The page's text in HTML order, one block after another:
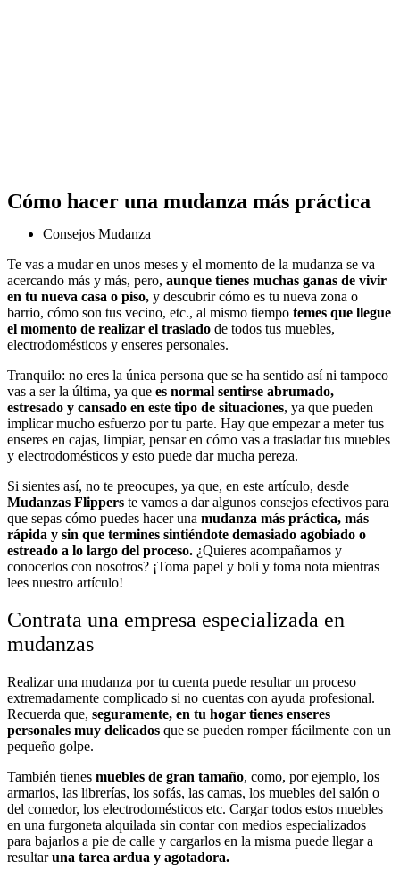
Cómo hacer una mudanza más práctica
Consejos Mudanza
Te vas a mudar en unos meses y el momento de la mudanza se va
acercando más y más, pero, aunque tienes muchas ganas de vivir
en tu nueva casa o piso, y descubrir cómo es tu nueva zona o
barrio, cómo son tus vecino, etc., al mismo tiempo temes que llegue
el momento de realizar el traslado de todos tus muebles,
electrodomésticos y enseres personales.
Tranquilo: no eres la única persona que se ha sentido así ni tampoco
vas a ser la última, ya que es normal sentirse abrumado,
estresado y cansado en este tipo de situaciones, ya que pueden
implicar mucho esfuerzo por tu parte. Hay que empezar a meter tus
enseres en cajas, limpiar, pensar en cómo vas a trasladar tus muebles
y electrodomésticos y esto puede dar mucha pereza.
Si sientes así, no te preocupes, ya que, en este artículo, desde
Mudanzas Flippers te vamos a dar algunos consejos efectivos para
que sepas cómo puedes hacer una mudanza más práctica, más
rápida y sin que termines sintiéndote demasiado agobiado o
estreado a lo largo del proceso. ¿Quieres acompañarnos y
conocerlos con nosotros? ¡Toma papel y boli y toma nota mientras
lees nuestro artículo!
Contrata una empresa especializada en
mudanzas
Realizar una mudanza por tu cuenta puede resultar un proceso
extremadamente complicado si no cuentas con ayuda profesional.
Recuerda que, seguramente, en tu hogar tienes enseres
personales muy delicados que se pueden romper fácilmente con un
pequeño golpe.
También tienes muebles de gran tamaño, como, por ejemplo, los
armarios, las librerías, los sofás, las camas, los muebles del salón o
del comedor, los electrodomésticos etc. Cargar todos estos muebles
en una furgoneta alquilada sin contar con medios especializados
para bajarlos a pie de calle y cargarlos en la misma puede llegar a
resultaruna tarea ardua y agotadora.